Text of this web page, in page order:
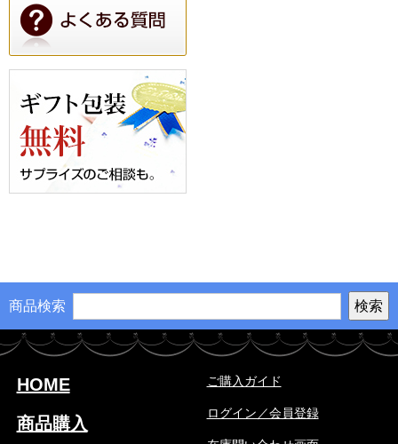
商品検索
HOME
商品購入
ご購入ガイド
ログイン／会員登録